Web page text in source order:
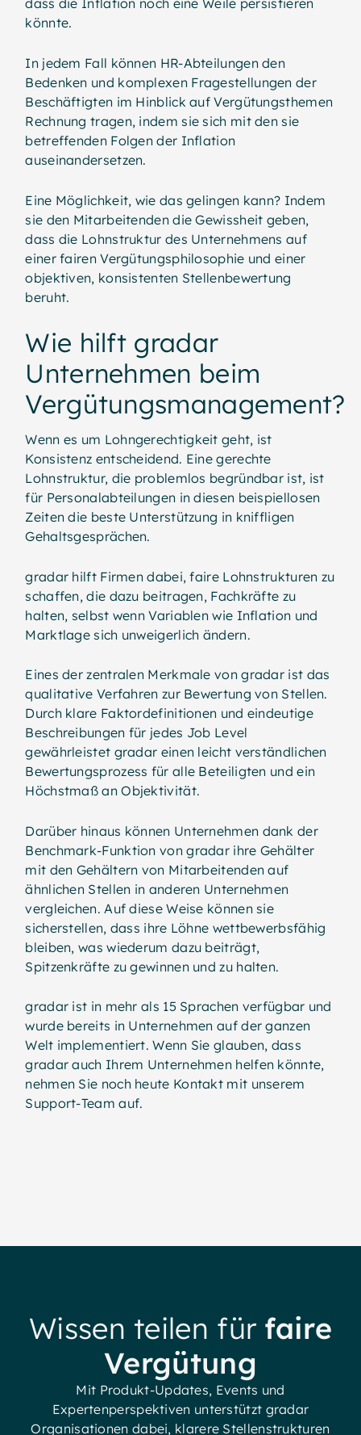
dass die Inflation noch eine Weile persistieren
könnte.
In jedem Fall können HR-Abteilungen den
Bedenken und komplexen Fragestellungen der
Beschäftigten im Hinblick auf Vergütungsthemen
Rechnung tragen, indem sie sich mit den sie
betreffenden Folgen der Inflation
auseinandersetzen.
Eine Möglichkeit, wie das gelingen kann? Indem
sie den Mitarbeitenden die Gewissheit geben,
dass die Lohnstruktur des Unternehmens auf
einer fairen Vergütungsphilosophie und einer
objektiven, konsistenten Stellenbewertung
beruht.
Wie hilft gradar
Unternehmen beim
Vergütungsmanagement?
Wenn es um Lohngerechtigkeit geht, ist
Konsistenz entscheidend. Eine gerechte
Lohnstruktur, die problemlos begründbar ist, ist
für Personalabteilungen in diesen beispiellosen
Zeiten die beste Unterstützung in kniffligen
Gehaltsgesprächen.
gradar hilft Firmen dabei, faire Lohnstrukturen zu
schaffen, die dazu beitragen, Fachkräfte zu
halten, selbst wenn Variablen wie Inflation und
Marktlage sich unweigerlich ändern.
Eines der zentralen Merkmale von gradar ist das
qualitative Verfahren zur Bewertung von Stellen.
Durch klare Faktordefinitionen und eindeutige
Beschreibungen für jedes Job Level
gewährleistet gradar einen leicht verständlichen
Bewertungsprozess für alle Beteiligten und ein
Höchstmaß an Objektivität.
Darüber hinaus können Unternehmen dank der
Benchmark-Funktion von gradar ihre Gehälter
mit den Gehältern von Mitarbeitenden auf
ähnlichen Stellen in anderen Unternehmen
vergleichen. Auf diese Weise können sie
sicherstellen, dass ihre Löhne wettbewerbsfähig
bleiben, was wiederum dazu beiträgt,
Spitzenkräfte zu gewinnen und zu halten.
gradar ist in mehr als 15 Sprachen verfügbar und
wurde bereits in Unternehmen auf der ganzen
Welt implementiert. Wenn Sie glauben, dass
gradar auch Ihrem Unternehmen helfen könnte,
nehmen Sie noch heute Kontakt mit unserem
Support-Team auf.
Wissen teilen für faire
Vergütung
Mit Produkt-Updates, Events und
Expertenperspektiven unterstützt gradar
Organisationen dabei, klarere Stellenstrukturen